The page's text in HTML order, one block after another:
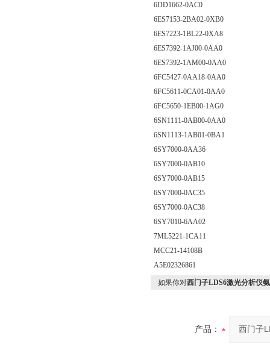
6DD1662-0AC0
6ES7153-2BA02-0XB0
6ES7223-1BL22-0XA8
6ES7392-1AJ00-0AA0
6ES7392-1AM00-0AA0
6FC5427-0AA18-0AA0
6FC5611-0CA01-0AA0
6FC5650-1EB00-1AG0
6SN1111-0AB00-0AA0
6SN1113-1AB01-0BA1
6SY7000-0AA36
6SY7000-0AB10
6SY7000-0AB15
6SY7000-0AC35
6SY7000-0AC38
6SY7010-6AA02
7ML5221-1CA11
MCC21-14108B
A5E02326861
如果你对西门子LDS6激光分析仪
产品：